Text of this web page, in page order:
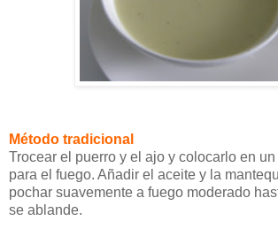
Método tradicional
Trocear el puerro y el ajo y colocarlo en
para el fuego. Añadir el aceite y la
pochar suavemente a fuego moderado
se ablande.